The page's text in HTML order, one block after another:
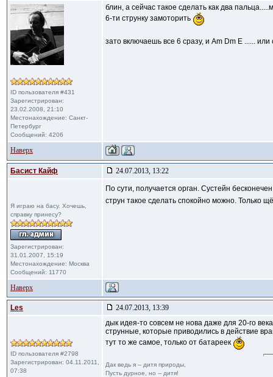
ID пользователя #431
Зарегистрирован:
23.02.2008, 21:10
Местонахождение: Санкт-
Петербург
Сообщений: 4206
блин, а сейчас такое сделать как два
6-ти струнку замоторить
зато включаешь все 6 сразу, и Am Dm E ......
Наверх
Басист Кайф 24.07.2013, 13:22
Я играю на басу. Хочешь,
справку принесу?
Зарегистрирован:
31.01.2007, 15:19
Местонахождение: Москва
Сообщений: 11770
По сути, получается орган. Сустейн
струн такое сделать спокойно можно. Только
Наверх
Les 24.07.2013, 13:39
ID пользователя #2798
Зарегистрирован: 04.11.2011,
07:38
дык идея-то совсем не нова даже для 20-го
струнные, которые приводились в действие
тут то же самое, только от батареек
Дак ведь я -- дитя природы,
Пусть дурное, но -- дитя!